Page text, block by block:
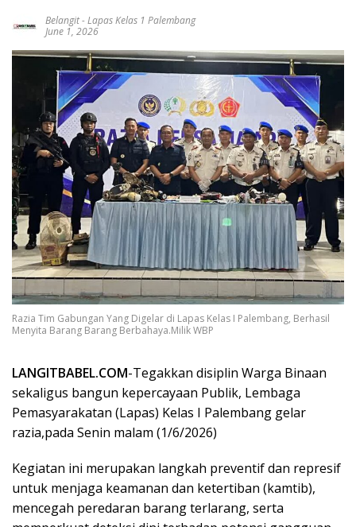
Belangit-Lapas Kelas 1 Palembang
June 1, 2026
Razia Tim Gabungan Yang Digelar di Lapas Kelas I Palembang, Berhasil
Menyita Barang Barang Berbahaya.Milik WBP
LANGITBABEL.COM-Tegakkan disiplin Warga Binaan
sekaligus bangun kepercayaan Publik, Lembaga
Pemasyarakatan (Lapas) Kelas I Palembang gelar
razia,pada Senin malam (1/6/2026)
Kegiatan ini merupakan langkah preventif dan represif
untuk menjaga keamanan dan ketertiban (kamtib),
mencegah peredaran barang terlarang, serta